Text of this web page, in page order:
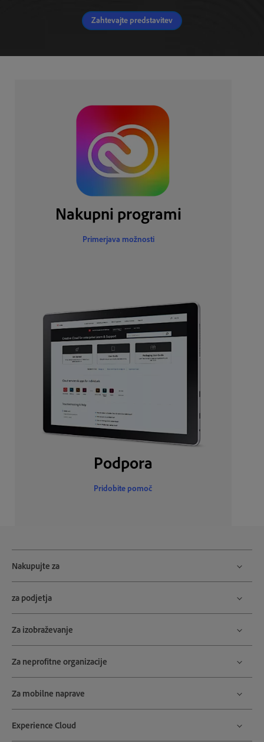
Zahtevajte predstavitev
Nakupni programi
Primerjava možnosti
Podpora
Pridobite pomoč
Nakupujte za
za podjetja
Za izobraževanje
Za neprofitne organizacije
Za mobilne naprave
Experience Cloud